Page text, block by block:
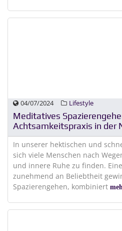
04/07/2024 Lifestyle
Meditatives
Achtsamkeitspraxis in der
In unserer hektischen und
sich viele Menschen nach
und innere Ruhe zu finden.
zunehmend an Beliebtheit
Spazierengehen, kombiniert